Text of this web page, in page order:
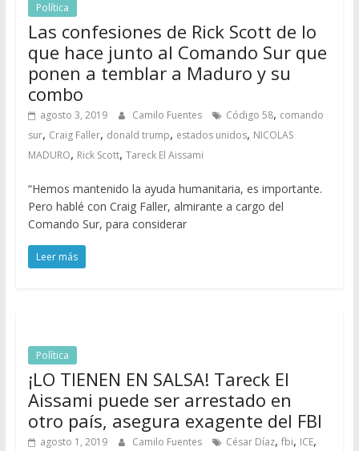
Política
Las confesiones de Rick Scott de lo
que hace junto al Comando Sur que
ponen a temblar a Maduro y su
combo
agosto 3, 2019 Camilo Fuentes Código 58, comando
sur, Craig Faller, donald trump, estados unidos, NICOLAS
MADURO, Rick Scott, Tareck El Aissami
“Hemos mantenido la ayuda humanitaria, es importante.
Pero hablé con Craig Faller, almirante a cargo del
Comando Sur, para considerar
Leer más
Política
¡LO TIENEN EN SALSA! Tareck El
Aissami puede ser arrestado en
otro país, asegura exagente del FBI
agosto 1, 2019 Camilo Fuentes César Díaz, fbi, ICE,